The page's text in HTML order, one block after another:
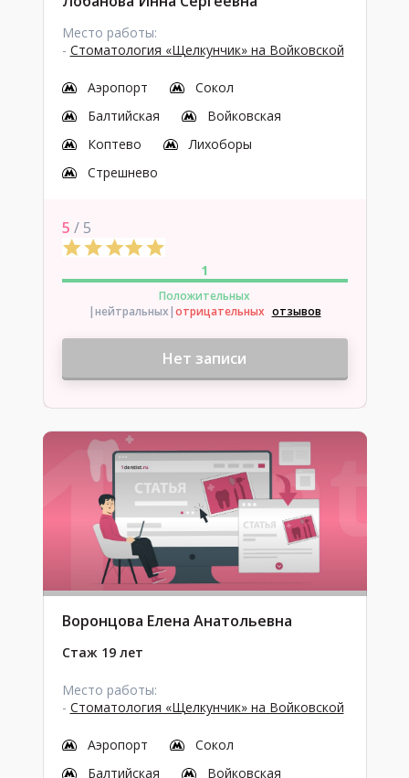
Место работы:
- Стоматология «Щелкунчик» на Войковской
Аэропорт
Сокол
Балтийская
Войковская
Коптево
Лихоборы
Стрешнево
5 / 5
1
Положительных
|нейтральных|отрицательных отзывов
Нет записи
Воронцова Елена Анатольевна
Стаж 19 лет
Место работы:
- Стоматология «Щелкунчик» на Войковской
Аэропорт
Сокол
Балтийская
Войковская